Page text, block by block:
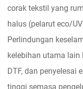
corak tekstil yang
halus (pelarut eco/
Perlindungan
kelebihan utama lain
DTF, dan penyelesai
tinggi semasa